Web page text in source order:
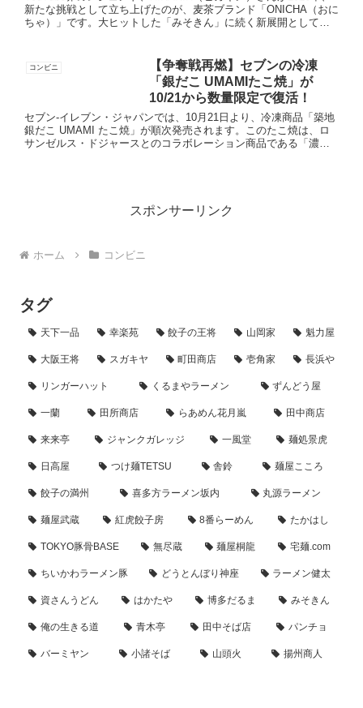
新たな挑戦として立ち上げたのが、麦茶ブランド「ONICHA（おに
ちゃ）」です。大ヒットした「みそきん」に続く新展開として、
コンビニ
【争奪戦再燃】セブンの冷凍
「銀だこ UMAMIたこ焼」が
10/21から数量限定で復活！
セブン-イレブン・ジャパンでは、10月21日より、冷凍商品「築地
銀だこ UMAMI たこ焼」が順次発売されます。このたこ焼は、ロ
サンゼルス・ドジャースとのコラボレーション商品である「濃厚
スポンサーリンク
ホーム コンビニ
タグ
天下一品 幸楽苑 餃子の王将 山岡家 魁力屋
大阪王将 スガキヤ 町田商店 壱角家 長浜や
リンガーハット くるまやラーメン ずんどう屋
一蘭 田所商店 らあめん花月嵐 田中商店
来来亭 ジャンクガレッジ 一風堂 麺処景虎
日高屋 つけ麺TETSU 舎鈴 麺屋こころ
餃子の満州 喜多方ラーメン坂内 丸源ラーメン
麺屋武蔵 紅虎餃子房 8番らーめん たかはし
TOKYO豚骨BASE 無尽蔵 麺屋桐龍 宅麺.com
ちいかわラーメン豚 どうとんぼり神座 ラーメン健太
資さんうどん はかたや 博多だるま みそきん
俺の生きる道 青木亭 田中そば店 パンチョ
バーミヤン 小諸そば 山頭火 揚州商人